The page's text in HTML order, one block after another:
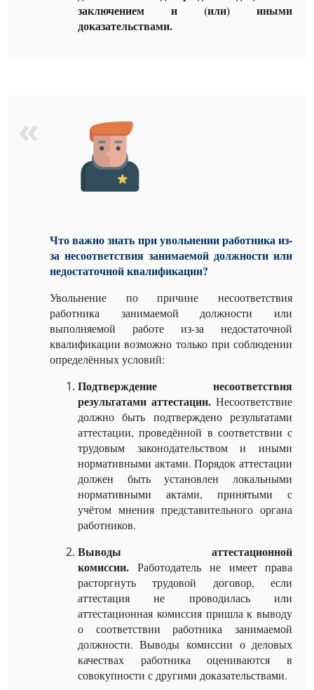
заключением и (или) иными
доказательствами.
Что важно знать при увольнении работника из-
за несоответствия занимаемой должности или
недостаточной квалификации?
Увольнение по причине несоответствия
работника занимаемой должности или
выполняемой работе из-за недостаточной
квалификации возможно только при соблюдении
определённых условий:
Подтверждение несоответствия
результатами аттестации.Несоответствие
должно быть подтверждено результатами
аттестации, проведённой в соответствии с
трудовым законодательством и иными
нормативными актами. Порядок аттестации
должен быть установлен локальными
нормативными актами, принятыми с
учётом мнения представительного органа
работников.
Выводы аттестационной
комиссии.Работодатель не имеет права
расторгнуть трудовой договор, если
аттестация не проводилась или
аттестационная комиссия пришла к выводу
о соответствии работника занимаемой
должности. Выводы комиссии о деловых
качествах работника оцениваются в
совокупности с другими доказательствами.